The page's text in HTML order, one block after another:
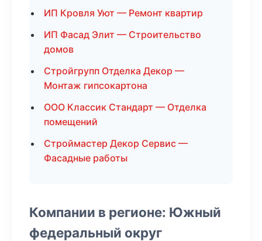
ИП Кровля Уют — Ремонт квартир
ИП Фасад Элит — Строительство
домов
Стройгрупп Отделка Декор —
Монтаж гипсокартона
ООО Классик Стандарт — Отделка
помещений
Строймастер Декор Сервис —
Фасадные работы
Компании в регионе: Южный
федеральный округ